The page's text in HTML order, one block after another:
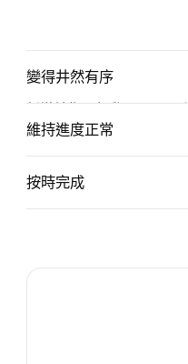
變得井然有序
新增並指派行動項目。團
的優先順序，以及工作截
免費試用
維持進度正常
按時完成